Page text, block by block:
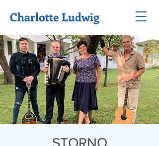
Charlotte Ludwig
STORNO